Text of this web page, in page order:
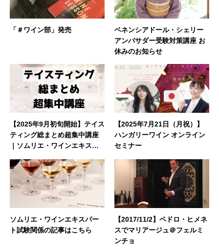
「＃ワイン部」発売
ベネンシアドール・シェリー
アンバサダー受験対策講座 お
休みのお知らせ
【2025年9月初旬開始】テイス
ティング総まとめ超集中講座
｜ソムリエ・ワインエキスパ
【2025年7月21日（月祝）】
ハンガリーワイン オンライン
セミナー
ソムリエ・ワインエキスパー
ト試験関係の記事はこちら
【2017/11/2】ペドロ・ヒメネ
スでマリアージュ＠フェルミ
ンチョ